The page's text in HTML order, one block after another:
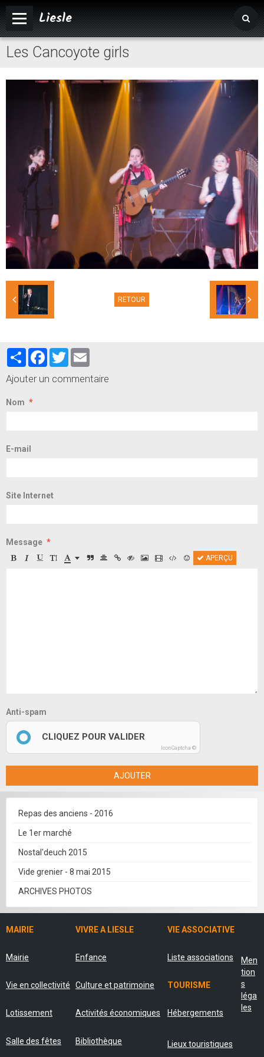
Liesle
Accueil
Vie associative
Les Cancoyote girls
RETOUR
PartagerFacebook
Twitter
Ajouter un commentaire
Nom
E-mail
Site Internet
Message
APERÇU
Anti-spam
CLIQUEZ POUR VALIDER
IconCaptcha ©
AJOUTER
Repas des anciens - 2016
Le 1er marché
Nostal'deuch 2015
Vide grenier - 8 mai 2015
ARCHIVES PHOTOS
MAIRIE VIVRE A LIESLE VIE ASSOCIATIVE
Mairie Enfance Liste associations
Vie en collectivité Culture et patrimoine TOURISME
Lotissement Activités économiques Hébergements
Salle des fêtes Bibliothèque Lieux touristiques
Men
tion
s
léga
les